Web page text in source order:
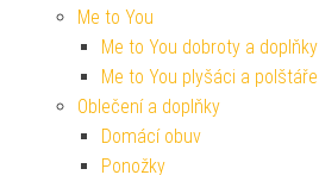
Me to You
Me to You dobroty a doplňky
Me to You plyšáci a polštáře
Oblečení a doplňky
Domácí obuv
Ponožky